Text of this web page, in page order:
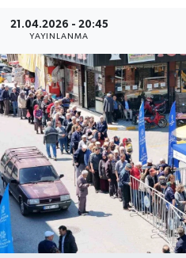
21.04.2026 - 20:45
YAYINLANMA
Kültür Sanat
Spor
Son Dakika Haberleri
Haber Arşivi